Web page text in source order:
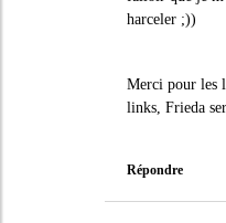
harceler ;))
Merci pour les
links, Frieda
Répondre